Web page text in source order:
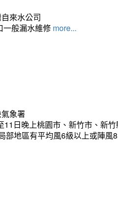
來水公司
一般漏水維修 more...
象署
11日晚上桃園市、新竹市、新
部地區有平均風6級以上或陣